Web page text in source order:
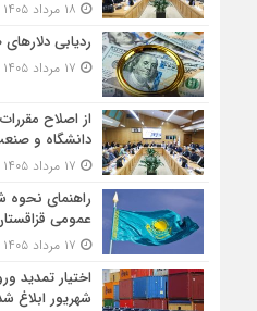
ردیابی
از اصلاح
دانشگاه و
راهنمای نحوه
عمومی
اختیار تمدید
شهریور ابلاغ